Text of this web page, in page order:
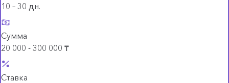
10 – 30 дн.
Сумма
20 000 - 300 000 ₸
Ставка